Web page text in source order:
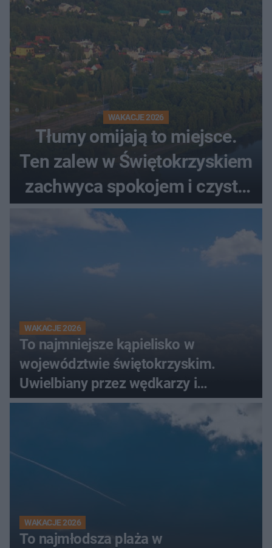
WAKACJE 2026
Tłumy omijają to miejsce.
Ten zalew w Świętokrzyskiem
zachwyca spokojem i czystą
wodą
WAKACJE 2026
To najmniejsze kąpielisko w
województwie świętokrzyskim.
Uwielbiany przez wędkarzy i
turystów
WAKACJE 2026
To najmłodsza plaża w